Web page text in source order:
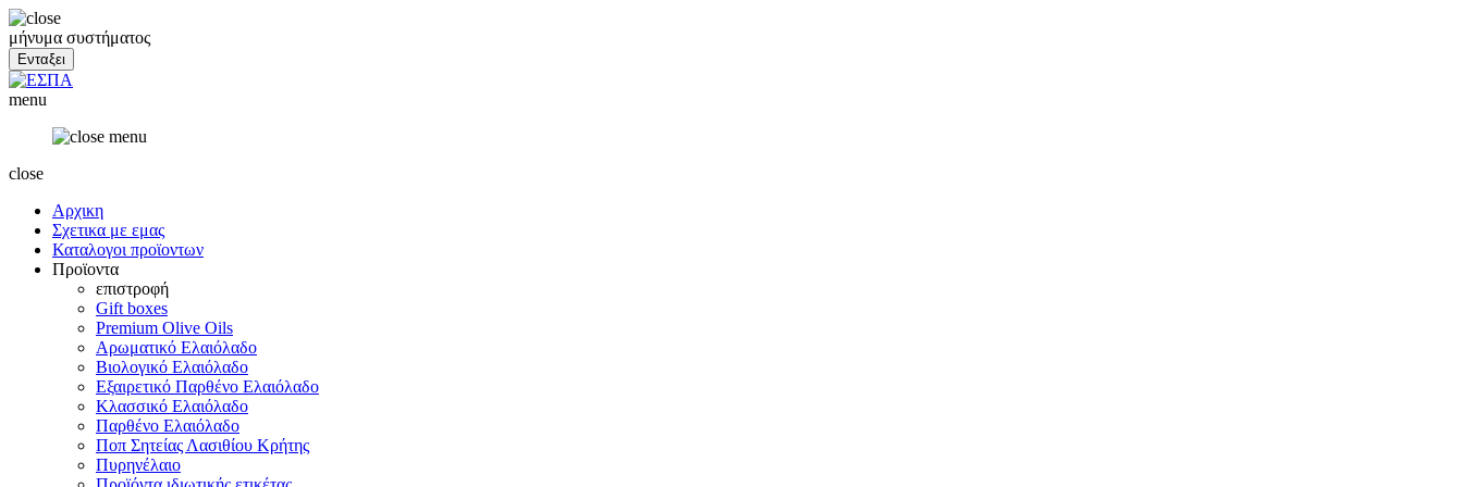
μήνυμα συστήματος
menu
close
Αρχικη
Σχετικα με εμας
Καταλογοι προϊοντων
Προϊοντα
επιστροφή
Gift boxes
Premium Olive Oils
Αρωματικό Ελαιόλαδο
Βιολογικό Ελαιόλαδο
Εξαιρετικό Παρθένο Ελαιόλαδο
Κλασσικό Ελαιόλαδο
Παρθένο Ελαιόλαδο
Ποπ Σητείας Λασιθίου Κρήτης
Πυρηνέλαιο